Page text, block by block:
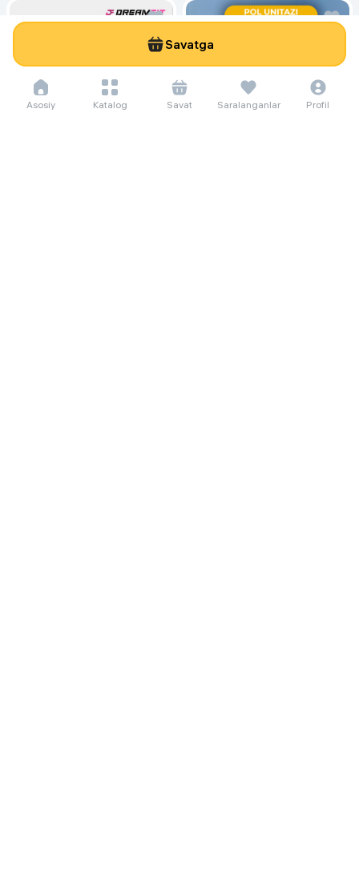
Savatga
Asosiy Katalog Savat Saralanganlar Profil